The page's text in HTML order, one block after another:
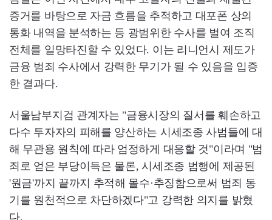
증거를 바탕으로 자금 흐름을 추적하고 대포폰 상의
통화 내역을 분석하는 등 광범위한 수사를 벌여 조직
전체를 일망타진할 수 있었다. 이는 리니언시 제도가
금융 범죄 수사에서 강력한 무기가 될 수 있음을 입증
한 결과다.
서울남부지검 관계자는 "금융시장의 질서를 훼손하고
다수 투자자의 피해를 양산하는 시세조종 사범들에 대
해 무관용 원칙에 따라 엄정하게 대응할 것"이라며 "범
죄로 얻은 부당이득은 물론, 시세조종 범행에 제공된
'원금'까지 끝까지 추적해 몰수·추징함으로써 범죄 동
기를 원천적으로 차단하겠다"고 강력한 의지를 밝혔
다.